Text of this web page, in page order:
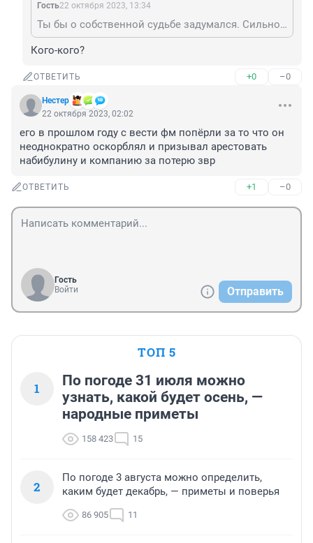
Гость22 октября 2023, 13:34
Ты бы о собственной судьбе задумался. Сильно сомневаюсь, что кому-то из них придётся от чего-то "отмазываться". А вот ваши либеральные "ходы" действительно записаны и ждут прихода нового президента.
Кого-кого?
ОТВЕТИТЬ +0 –0
Нестер
22 октября 2023, 02:02
его в прошлом году с вести фм попёрли за то что он
неоднократно оскорблял и призывал арестовать
набибулину и компанию за потерю звр
ОТВЕТИТЬ +1 –0
Гость
Войти
Отправить
ТОП 5
1
По погоде 31 июля можно
узнать, какой будет осень, —
народные приметы
158 423 15
2
По погоде 3 августа можно определить,
каким будет декабрь, — приметы и поверья
86 905 11